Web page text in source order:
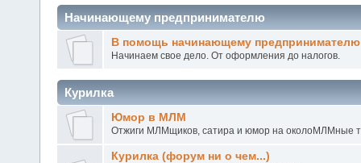
Начинающему предпринимателю
В помощь начинающему предпринимателю
Начинаем свое дело. От оформления до налогов.
Курилка
Юмор в МЛМ
Отжиги МЛМщиков, сатира и юмор на околоМЛМные
Курилка (форум ни о чем...)